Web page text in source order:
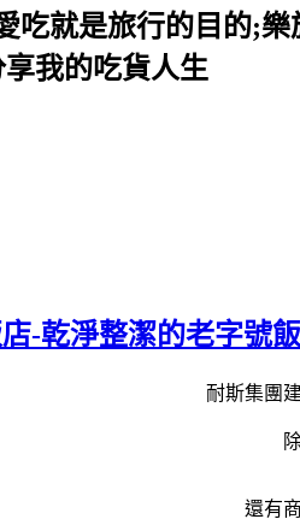
吃就是旅行的目的;
我的吃貨人生
-乾淨整潔的老字號
耐斯集團
還有